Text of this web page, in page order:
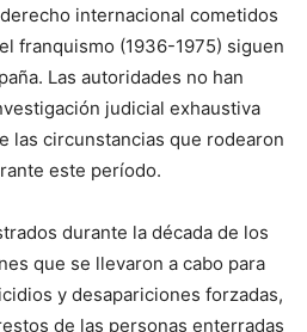
internacional cometidos
franquismo (1936-1975) siguen
Las autoridades no han
judicial exhaustiva
las circunstancias que rodearon
este período.
durante la década de los
que se llevaron a cabo para
y desapariciones forzadas,
de las personas enterradas